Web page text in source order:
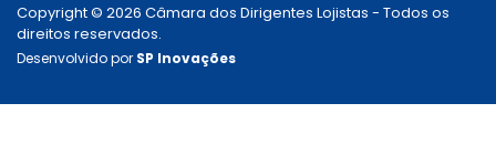
Copyright © 2026 Câmara dos Dirigentes Lojistas - Todos os
direitos reservados.
Desenvolvido por SP Inovações